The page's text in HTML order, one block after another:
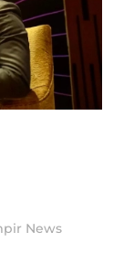
News